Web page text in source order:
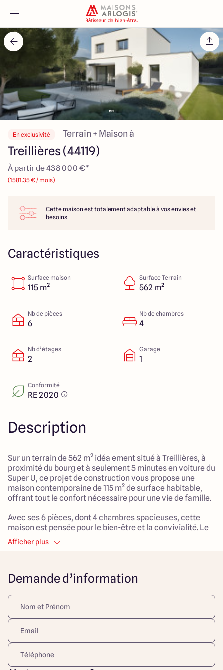
Accueil
Nos maisons
Nos annonces
Votre projet
Qui sommes-nous
Maisons ARLOGIS Nantes
4.7 4.7
En exclusivité Terrain + Maison à
Treillières (44119)
À partir de 438 000 €*
(1581.35 € / mois)
Cette maison est totalement adaptable à vos envies et
besoins
Caractéristiques
Surface maison
115 m²
Surface Terrain
562 m²
Nb de pièces
6
Nb de chambres
4
Nb d’étages
2
Garage
1
Conformité
RE 2020
Description
Sur un terrain de 562 m² idéalement situé à Treillières, à
proximité du bourg et à seulement 5 minutes en voiture du
Super U, ce projet de construction vous propose une
maison contemporaine de 115 m² de surface habitable,
offrant tout le confort nécessaire pour une vie de famille.
Avec ses 6 pièces, dont 4 chambres spacieuses, cette
maison est pensée pour le bien-être et la convivialité. Le
salon de 50 m² constitue un véritable espace de vie
chaleureux, propice aux moments en famille et aux
avec des espaces extérieurs à aménager selon vos
envies.
Ce projet de construction représente une opportunité
unique de créer votre cocon familial sur mesure, dans un
cadre agréable et dynamique.
Découvrez toutes nos offres et réalisations ARLOGIS sur
notre site Internet. Visuel d'illustration. Le modèle est
Afficher plus
Demande d’information